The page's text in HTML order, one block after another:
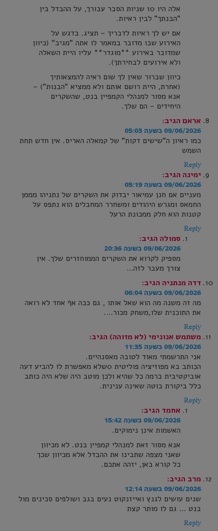
אלה היו 10 שניות הסבר עבורך, על ההבדל בין
"הבנתך" לבין ראיות.
אם יש לך ראיות לדבריך – תציג. בדגש על
האירוע שבו מדובר במאמר לו אתה "מגיב" (כיוון
שמדובר באירוע **מוגדר** עליו היית השאלה
ולא אירועים לבחירתך).
כיוון שברור שאין לך שום ראיה להמצאותיך
(אחרת, היית רושם אותם ולא ממציא "הבנות") –
אנא מסור למנהלי הקמפיין בנט, שהשקרים
היחידים – הם שלך.
אראם הגיב:
09/06/2026 בשעה 05:03
כמו ראיון ה"שישים דקות" של קמאלה האריס. אין חדש תחת
השמש
Reply
ימינה הגיב:
09/06/2026 בשעה 05:19
מעניים אם חנן עמיאור יבדוק את השקרים של נתניהו מממן
החמאס ומגרש היהודים ומשחרר המחבלים הוא נתפס על
קטנות הוא חלק ממכונת הרעל
Reply
סמולה הגיב:
09/06/2026 בשעה 20:36
מספיק לקרוא את השקרים הממוחזרים שלך. אין
צורך מעבר לזה…
דדה מנתניה הגיב:
09/06/2026 בשעה 06:04
מה זה משנה מה הוא שאל אותו , גם ככה אף אחד לא רואה
את התוכנית שלו,משחק מכור….
Reply
משתמש אנונימי (לא מזוהה) הגיב:
09/06/2026 בשעה 11:35
אני התרשמתי מאוד לטובה מאסנהיים.
הכותב בא מפוזיציה פוליטית 0שלא מאפשרת לו להביע דעה
אוביקטיבית ברמה כל שהיא ולכן מוטב היה שלא היה כותב
כלל ביקורת בוטה שאינה ענינית.
Reply
אחמד הגיב:
09/06/2026 בשעה 15:42
האשמות אינן נימוקים.
אנא מסור זאת למנהלי קמפיין בנט. לא מכיוון
שאני מצפה שתבינו את ההבדל אלא מכיוון שכך
כל קורא באן, יזהה אתכם.
מרב הגיב:
09/06/2026 בשעה 12:14
שנים עושים לגנץ ואייזנקוט נעים בגב ושולפים סכינים מול
בנט … גם לו מותר קצת
Reply